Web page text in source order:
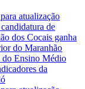
atualização
de
dos Cocais ganha
do Maranhão
do Ensino Médio
da